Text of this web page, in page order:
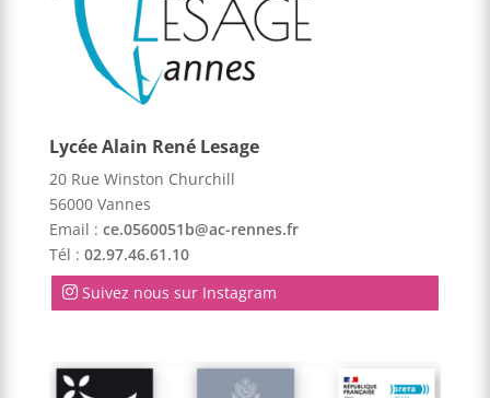
Lycée Alain René Lesage
20 Rue Winston Churchill
56000 Vannes
Email : ce.0560051b@ac-rennes.fr
Tél : 02.97.46.61.10
Suivez nous sur Instagram